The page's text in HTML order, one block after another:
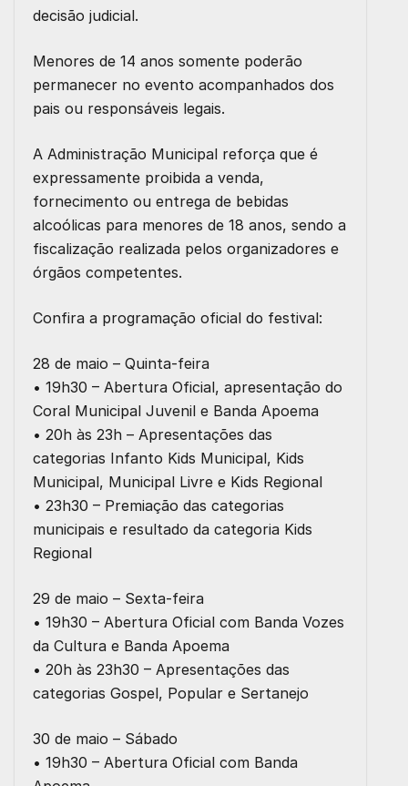
decisão judicial.
Menores de 14 anos somente poderão
permanecer no evento acompanhados dos
pais ou responsáveis legais.
A Administração Municipal reforça que é
expressamente proibida a venda,
fornecimento ou entrega de bebidas
alcoólicas para menores de 18 anos, sendo a
fiscalização realizada pelos organizadores e
órgãos competentes.
Confira a programação oficial do festival:
28 de maio – Quinta-feira
• 19h30 – Abertura Oficial, apresentação do
Coral Municipal Juvenil e Banda Apoema
• 20h às 23h – Apresentações das
categorias Infanto Kids Municipal, Kids
Municipal, Municipal Livre e Kids Regional
• 23h30 – Premiação das categorias
municipais e resultado da categoria Kids
Regional
29 de maio – Sexta-feira
• 19h30 – Abertura Oficial com Banda Vozes
da Cultura e Banda Apoema
• 20h às 23h30 – Apresentações das
categorias Gospel, Popular e Sertanejo
30 de maio – Sábado
• 19h30 – Abertura Oficial com Banda